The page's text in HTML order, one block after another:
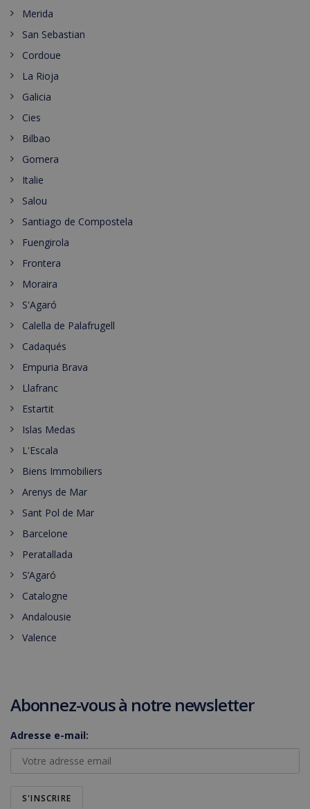
Merida
San Sebastian
Cordoue
La Rioja
Galicia
Cies
Bilbao
Gomera
Italie
Salou
Santiago de Compostela
Fuengirola
Frontera
Moraira
S'Agaró
Calella de Palafrugell
Cadaqués
Empuria Brava
Llafranc
Estartit
Islas Medas
L'Escala
Biens Immobiliers
Arenys de Mar
Sant Pol de Mar
Barcelone
Peratallada
S’Agaró
Catalogne
Andalousie
Valence
Abonnez-vous à notre newsletter
Adresse e-mail: